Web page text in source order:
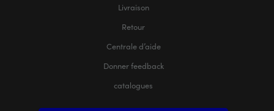
Livraison
Retour
Centrale d’aide
Donner feedback
catalogues